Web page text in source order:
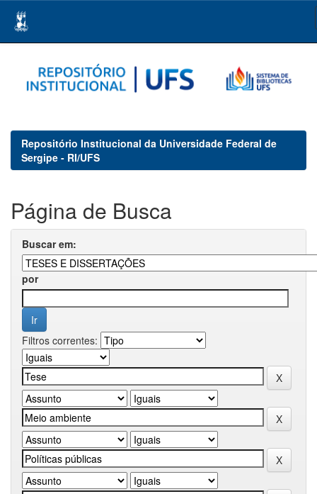
navigation
Repositório Institucional da Universidade Federal de
Sergipe - RI/UFS
Página de Busca
Buscar em:
por
Filtros correntes: